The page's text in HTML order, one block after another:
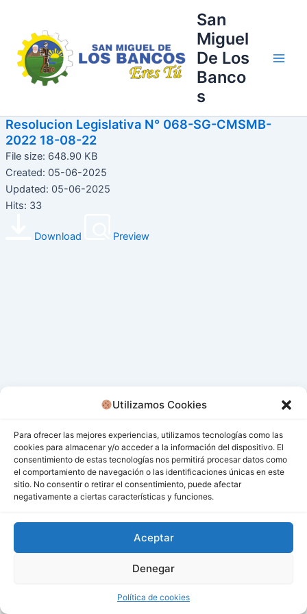
Utilizamos Cookies
Para ofrecer las mejores experiencias, utilizamos tecnologías como las
cookies para almacenar y/o acceder a la información del dispositivo. El
consentimiento de estas tecnologías nos permitirá procesar datos como
el comportamiento de navegación o las identificaciones únicas en este
sitio. No consentir o retirar el consentimiento, puede afectar
negativamente a ciertas características y funciones.
Aceptar
Denegar
Política de cookies
contenido
San
Miguel
De Los
Banco
s
Resolucion Legislativa N° 068-SG-CMSMB-
2022 18-08-22
File size: 648.90 KB
Created: 05-06-2025
Updated: 05-06-2025
Hits: 33
Download Preview
Todos los derechos © 2026 San Miguel De Los Bancos |